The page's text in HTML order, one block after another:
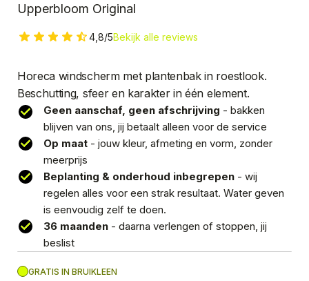
Upperbloom Original
4,8/5Bekijk alle reviews
Horeca windscherm met plantenbak in roestlook.
Beschutting, sfeer en karakter in één element.
Geen aanschaf, geen afschrijving - bakken
blijven van ons, jij betaalt alleen voor de service
Op maat - jouw kleur, afmeting en vorm, zonder
meerprijs
Beplanting & onderhoud inbegrepen - wij
regelen alles voor een strak resultaat. Water geven
is eenvoudig zelf te doen.
36 maanden - daarna verlengen of stoppen, jij
beslist
GRATIS IN BRUIKLEEN